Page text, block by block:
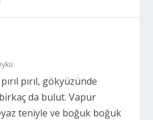
pırıl, gökyüzünde
da bulut. Vapur
teniyle ve boğuk boğuk